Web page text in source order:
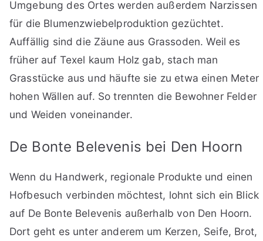
Umgebung des Ortes werden außerdem Narzissen
für die Blumenzwiebelproduktion gezüchtet.
Auffällig sind die Zäune aus Grassoden. Weil es
früher auf Texel kaum Holz gab, stach man
Grasstücke aus und häufte sie zu etwa einen Meter
hohen Wällen auf. So trennten die Bewohner Felder
und Weiden voneinander.
De Bonte Belevenis bei Den Hoorn
Wenn du Handwerk, regionale Produkte und einen
Hofbesuch verbinden möchtest, lohnt sich ein Blick
auf De Bonte Belevenis außerhalb von Den Hoorn.
Dort geht es unter anderem um Kerzen, Seife, Brot,